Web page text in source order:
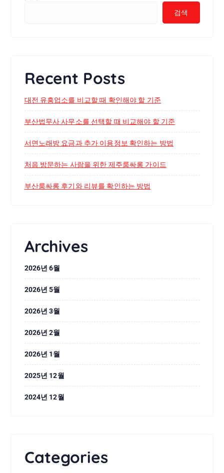
검색
Recent Posts
대전 유흥업소를 비교할 때 확인해야 할 기준
부산법무사 사무소를 선택할 때 비교해야 할 기준
서면노래방 요금과 추가 이용정보 확인하는 방법
처음 방문하는 사람을 위한 제주룸싸롱 가이드
부산룸싸롱 후기와 리뷰를 확인하는 방법
Archives
2026년 6월
2026년 5월
2026년 3월
2026년 2월
2026년 1월
2025년 12월
2024년 12월
Categories